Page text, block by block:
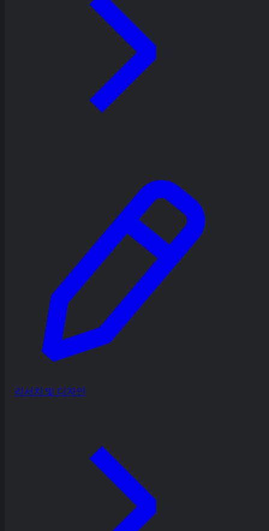
리서치 및 디자인